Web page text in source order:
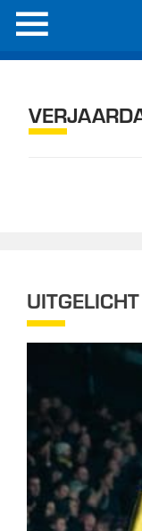
UITGELICHT